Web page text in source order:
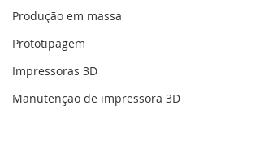
Produção em massa
Prototipagem
Impressoras 3D
Manutenção de impressora 3D